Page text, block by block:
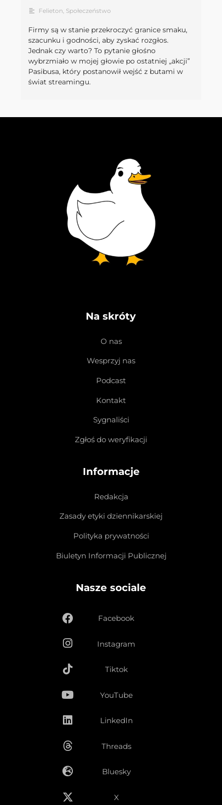
Felieton Społeczeństwo
Firmy są w stanie przekroczyć granice smaku,
szacunku i godności, aby zyskać rozgłos.
Jednak czy warto? To pytanie głośno
wybrzmiało w mojej głowie po ostatniej „akcji”
Pasibusa, który postanowił wejść z butami w
świat streamingu.
Na skróty
O nas
Wesprzyj nas
Podcast
Kontakt
Sygnaliści
Zgłoś do weryfikacji
Informacje
Redakcja
Zasady etyki dziennikarskiej
Polityka prywatności
Biuletyn Informacji Publicznej
Nasze sociale
Facebook
Instagram
Tiktok
YouTube
LinkedIn
Threads
Bluesky
X